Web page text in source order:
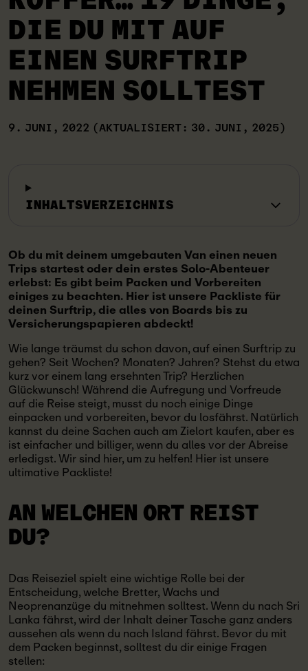
DIE DU MIT AUF
EINEN SURFTRIP
NEHMEN SOLLTEST
9. JUNI, 2022 (AKTUALISIERT: 30. JUNI, 2025)
INHALTSVERZEICHNIS
Ob du mit deinem umgebauten Van einen neuen
Trips startest oder dein erstes Solo-Abenteuer
erlebst: Es gibt beim Packen und Vorbereiten
einiges zu beachten. Hier ist unsere Packliste für
deinen Surftrip, die alles von Boards bis zu
Versicherungspapieren abdeckt!
Wie lange träumst du schon davon, auf einen Surftrip zu
gehen? Seit Wochen? Monaten? Jahren? Stehst du etwa
kurz vor einem lang ersehnten Trip? Herzlichen
Glückwunsch! Während die Aufregung und Vorfreude
auf die Reise steigt, musst du noch einige Dinge
einpacken und vorbereiten, bevor du losfährst. Natürlich
kannst du deine Sachen auch am Zielort kaufen, aber es
ist einfacher und billiger, wenn du alles vor der Abreise
erledigst. Wir sind hier, um zu helfen! Hier ist unsere
ultimative Packliste!
AN WELCHEN ORT REIST
DU?
Das Reiseziel spielt eine wichtige Rolle bei der
Entscheidung, welche Bretter, Wachs und
Neoprenanzüge du mitnehmen solltest. Wenn du nach Sri
Lanka fährst, wird der Inhalt deiner Tasche ganz anders
aussehen als wenn du nach Island fährst. Bevor du mit
dem Packen beginnst, solltest du dir einige Fragen
stellen: